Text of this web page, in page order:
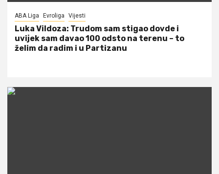
ABA Liga Evroliga Vijesti
Luka Vildoza: Trudom sam stigao dovde i
uvijek sam davao 100 odsto na terenu – to
želim da radim i u Partizanu